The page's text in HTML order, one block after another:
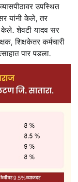
उपस्थित
सर यांनी केले, तर
शेवटी यादव सर
शिक्षकेतर कर्मचारी
पार पडला.